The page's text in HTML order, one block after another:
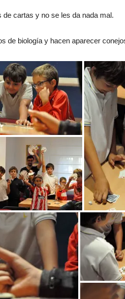
cartas y no se les da nada mal.
de biología y hacen aparecer